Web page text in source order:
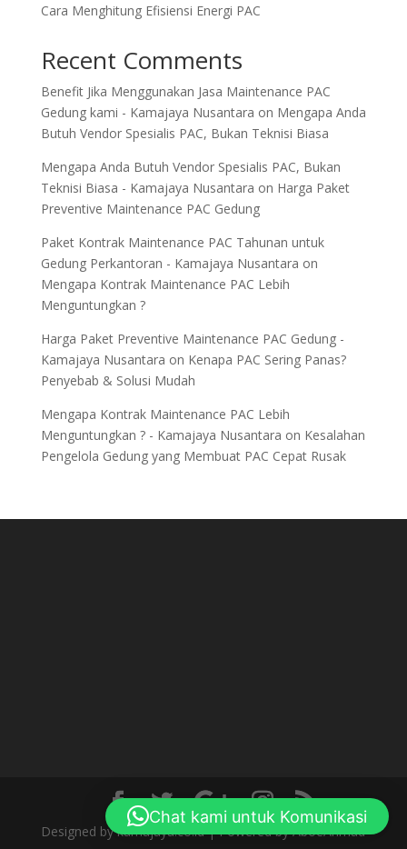
Cara Menghitung Efisiensi Energi PAC
Recent Comments
Benefit Jika Menggunakan Jasa Maintenance PAC
Gedung kami - Kamajaya Nusantara on Mengapa Anda
Butuh Vendor Spesialis PAC, Bukan Teknisi Biasa
Mengapa Anda Butuh Vendor Spesialis PAC, Bukan
Teknisi Biasa - Kamajaya Nusantara on Harga Paket
Preventive Maintenance PAC Gedung
Paket Kontrak Maintenance PAC Tahunan untuk
Gedung Perkantoran - Kamajaya Nusantara on
Mengapa Kontrak Maintenance PAC Lebih
Menguntungkan ?
Harga Paket Preventive Maintenance PAC Gedung -
Kamajaya Nusantara on Kenapa PAC Sering Panas?
Penyebab & Solusi Mudah
Mengapa Kontrak Maintenance PAC Lebih
Menguntungkan ? - Kamajaya Nusantara on Kesalahan
Pengelola Gedung yang Membuat PAC Cepat Rusak
Designed by kamajaya.co.id | Powered by AboeAhmad
Chat kami untuk Komunikasi